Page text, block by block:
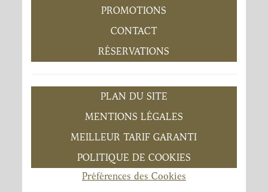
PROMOTIONS
CONTACT
RÉSERVATIONS
PLAN DU SITE
MENTIONS LÉGALES
MEILLEUR TARIF GARANTI
POLITIQUE DE COOKIES
Préférences des Cookies